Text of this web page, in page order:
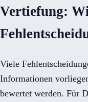
Vertiefung:
Viele
Informationen
bewertet werden. Für